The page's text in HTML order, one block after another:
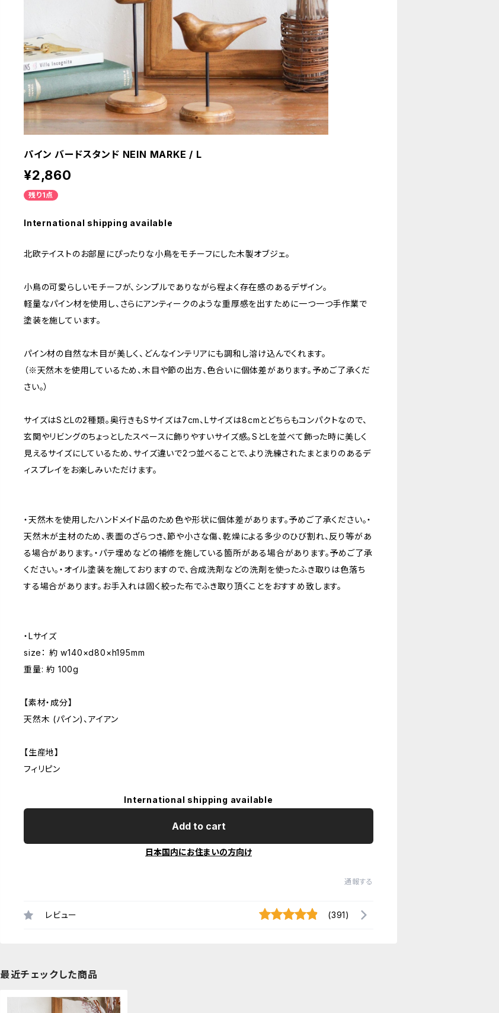
パイン バードスタンド NEIN MARKE / L
¥2,860
残り1点
International shipping available
北欧テイストのお部屋にぴったりな小鳥をモチーフにした木製オブジェ。
小鳥の可愛らしいモチーフが、シンプルでありながら程よく存在感のあるデザイン。
軽量なパイン材を使用し、さらにアンティークのような重厚感を出すために一つ一つ手作業で
塗装を施しています。
パイン材の自然な木目が美しく、どんなインテリアにも調和し溶け込んでくれます。
（※天然木を使用しているため、木目や節の出方、色合いに個体差があります。予めご了承くだ
さい。）
サイズはSとLの2種類。奥行きもSサイズは7cm、Lサイズは8cmとどちらもコンパクトなので、
玄関やリビングのちょっとしたスペースに飾りやすいサイズ感。SとLを並べて飾った時に美しく
見えるサイズにしているため、サイズ違いで2つ並べることで、より洗練されたまとまりのあるデ
ィスプレイをお楽しみいただけます。
・天然木を使用したハンドメイド品のため色や形状に個体差があります。予めご了承ください。・
天然木が主材のため、表面のざらつき、節や小さな傷、乾燥による多少のひび割れ、反り等があ
る場合があります。・パテ埋めなどの補修を施している箇所がある場合があります。予めご了承
ください。・オイル塗装を施しておりますので、合成洗剤などの洗剤を使ったふき取りは色落ち
する場合があります。お手入れは固く絞った布でふき取り頂くことをおすすめ致します。
・Lサイズ
size： 約 w140×d80×h195mm
重量: 約 100g
【素材・成分】
天然木 (パイン)、アイアン
【生産地】
フィリピン
International shipping available
Add to cart
日本国内にお住まいの方向け
通報する
レビュー (391)
最近チェックした商品